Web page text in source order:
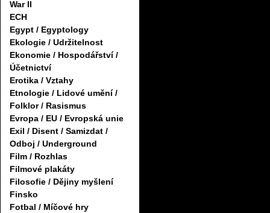
War II
ECH
Egypt / Egyptology
Ekologie / Udržitelnost
Ekonomie / Hospodářství /
Účetnictví
Erotika / Vztahy
Etnologie / Lidové umění /
Folklor / Rasismus
Evropa / EU / Evropská unie
Exil / Disent / Samizdat /
Odboj / Underground
Film / Rozhlas
Filmové plakáty
Filosofie / Dějiny myšlení
Finsko
Fotbal / Míčové hry